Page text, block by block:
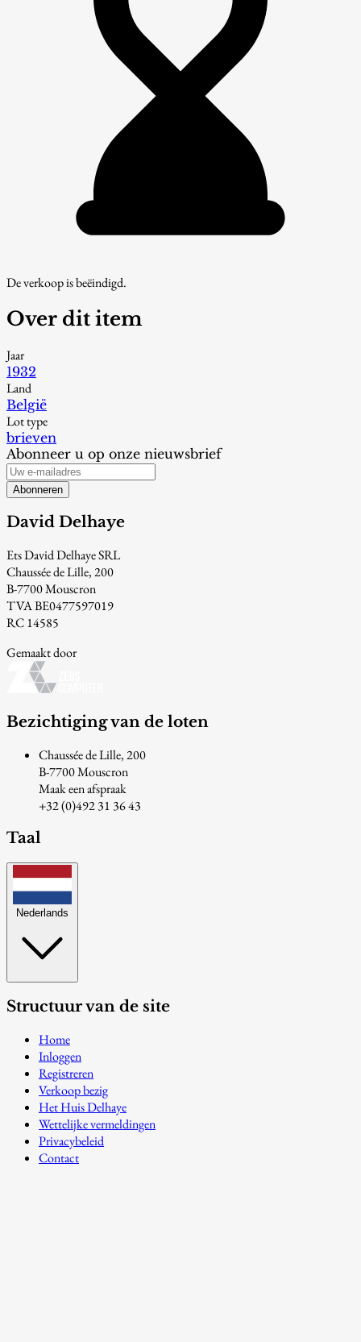
De verkoop is beëindigd.
Over dit item
Jaar
1932
Land
België
Lot type
brieven
Abonneer u op onze nieuwsbrief
Abonneren
David Delhaye
Ets David Delhaye SRL
Chaussée de Lille, 200
B-7700 Mouscron
TVA BE0477597019
RC 14585
Gemaakt door
Bezichtiging van de loten
Chaussée de Lille, 200
B-7700 Mouscron
Maak een afspraak
+32 (0)492 31 36 43
Taal
Nederlands
Structuur van de site
Home
Inloggen
Registreren
Verkoop bezig
Het Huis Delhaye
Wettelijke vermeldingen
Privacybeleid
Contact